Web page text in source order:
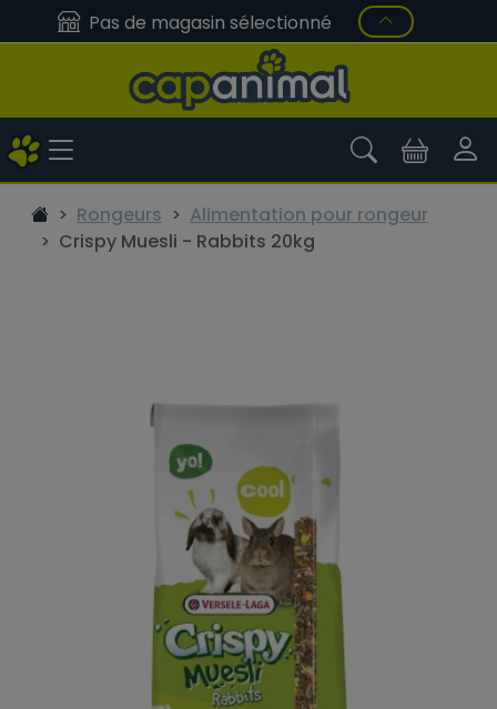
Pas de magasin sélectionné
Rongeurs
Alimentation pour rongeur
Crispy Muesli - Rabbits 20kg